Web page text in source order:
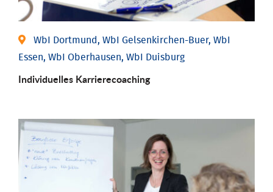
WbI Dortmund, WbI Gelsenkirchen-Buer, WbI
Essen, WbI Oberhausen, WbI Duisburg
Individu­elles Karrierecoaching